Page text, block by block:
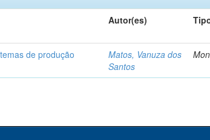
Autor(es)
de produção
Matos, Vanuza dos
Santos